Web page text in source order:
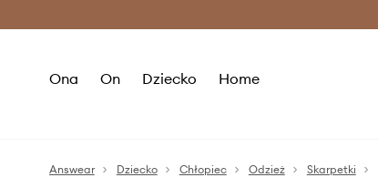
Ona On Dziecko Home
Answear Dziecko Chłopiec Odzież Skarpetki